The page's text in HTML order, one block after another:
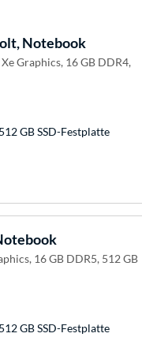
Notebook
Graphics, 16 GB DDR4,
GB SSD-Festplatte
16 GB DDR5, 512 GB
GB SSD-Festplatte